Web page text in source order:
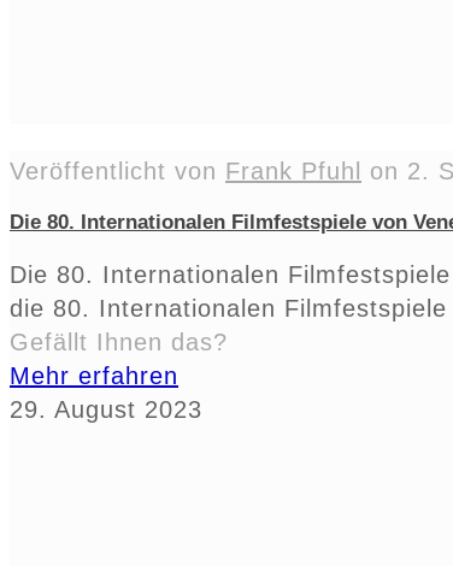
Veröffentlicht von Frank Pfuhl on 2.
Die 80. Internationalen Filmfestspiele von
Die 80. Internationalen
die 80. Internationalen
Gefällt Ihnen das?
Mehr erfahren
29. August 2023